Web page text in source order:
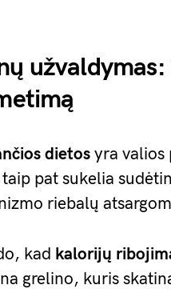
dietosyra valios
pat sukelia
riebalų
kad kalorijų
grelino, kuris